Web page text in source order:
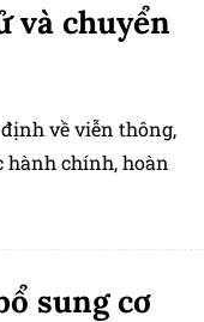
và chuyển
về viễn thông,
hành chính, hoàn
sung cơ